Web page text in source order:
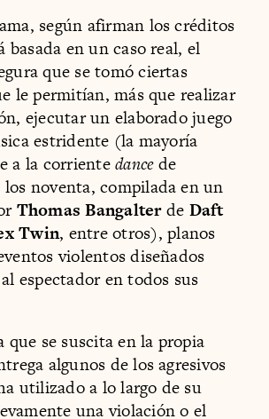
según afirman los créditos
basada en un caso real, el
que se tomó ciertas
le permitían, más que realizar
ejecutar un elaborado juego
estridente (la mayoría
a la corrientedancede
noventa, compilada en un
Thomas Bangalterde Daft
Twin, entre otros), planos
violentos diseñados
espectador en todos sus
que se suscita en la propia
algunos de los agresivos
utilizado a lo largo de su
una violación o el